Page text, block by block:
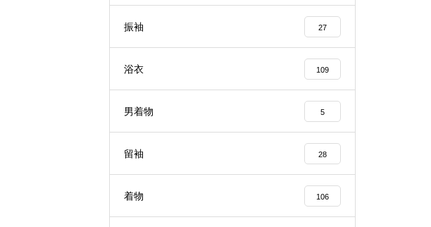
振袖 27
浴衣 109
男着物 5
留袖 28
着物 106